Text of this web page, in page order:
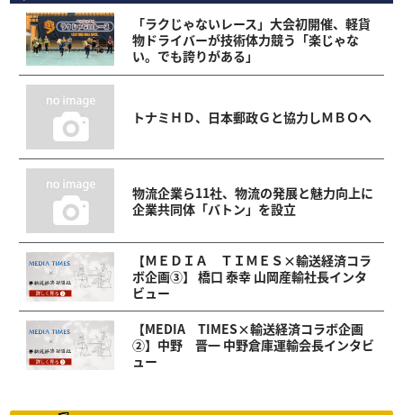
「ラクじゃないレース」大会初開催、軽貨
物ドライバーが技術体力競う「楽じゃな
い。でも誇りがある」
トナミＨＤ、日本郵政Ｇと協力しＭＢＯへ
物流企業ら11社、物流の発展と魅力向上に
企業共同体「バトン」を設立
【ＭＥＤＩＡ ＴＩＭＥＳ×輸送経済コラ
ボ企画③】 橋口 泰幸 山岡産輸社長インタ
ビュー
【MEDIA TIMES×輸送経済コラボ企画
②】中野 晋一 中野倉庫運輸会長インタビ
ュー